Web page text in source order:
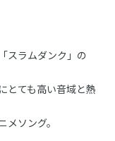
スラムダンク」の
とても高い音域と熱
ソング。